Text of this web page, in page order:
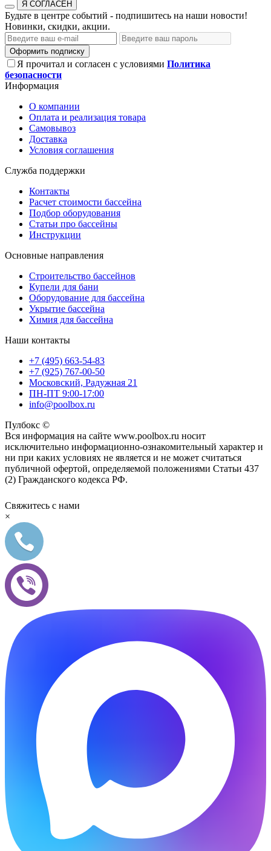
Я СОГЛАСЕН
Будьте в центре событий - подпишитесь на наши новости!
Новинки, скидки, акции.
Оформить подписку
Я прочитал и согласен с условиями Политика
безопасности
Информация
О компании
Оплата и реализация товара
Самовывоз
Доставка
Условия соглашения
Служба поддержки
Контакты
Расчет стоимости бассейна
Подбор оборудования
Статьи про бассейны
Инструкции
Основные направления
Строительство бассейнов
Купели для бани
Оборудование для бассейна
Укрытие бассейна
Химия для бассейна
Наши контакты
+7 (495) 663-54-83
+7 (925) 767-00-50
Московский, Радужная 21
ПН-ПТ 9:00-17:00
info@poolbox.ru
Пулбокс ©
Вся информация на сайте www.poolbox.ru носит
исключительно информационно-ознакомительный характер и
ни при каких условиях не является и не может считаться
публичной офертой, определяемой положениями Статьи 437
(2) Гражданского кодекса РФ.
Свяжитесь с нами
×